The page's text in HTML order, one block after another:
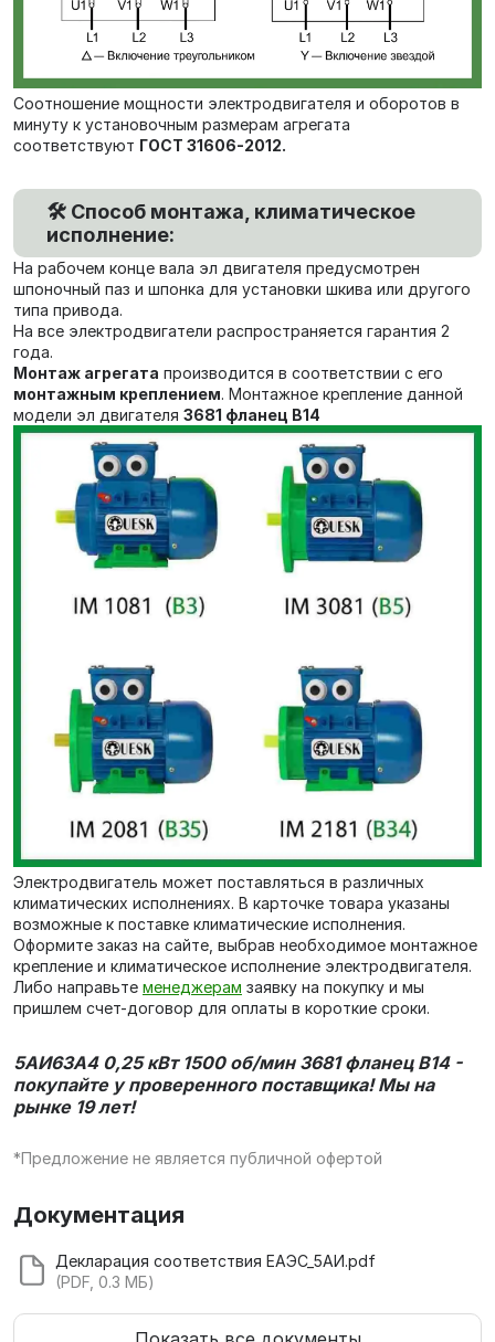
Соотношение мощности электродвигателя и оборотов в
минуту к установочным размерам агрегата
соответствуют ГОСТ 31606-2012.
🛠️ Способ монтажа, климатическое
исполнение:
На рабочем конце вала эл двигателя предусмотрен
шпоночный паз и шпонка для установки шкива или другого
типа привода.
На все электродвигатели распространяется гарантия 2
года.
Монтаж агрегата производится в соответствии с его
монтажным креплением. Монтажное крепление данной
модели эл двигателя 3681 фланец В14
Электродвигатель может поставляться в различных
климатических исполнениях. В карточке товара указаны
возможные к поставке климатические исполнения.
Оформите заказ на сайте, выбрав необходимое монтажное
крепление и климатическое исполнение электродвигателя.
Либо направьте менеджерам заявку на покупку и мы
пришлем счет-договор для оплаты в короткие сроки.
5АИ63А4 0,25 кВт 1500 об/мин 3681 фланец В14 -
покупайте у проверенного поставщика! Мы на
рынке 19 лет!
*Предложение не является публичной офертой
Документация
Декларация соответствия ЕАЭС_5АИ.pdf
(PDF, 0.3 МБ)